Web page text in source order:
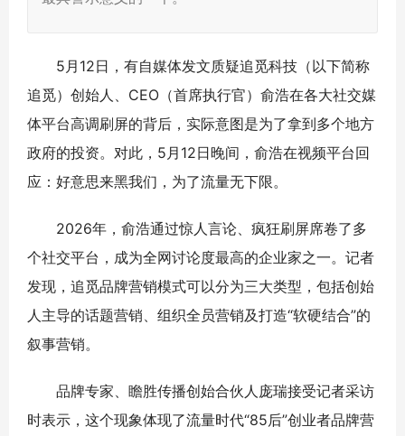
5月12日，有自媒体发文质疑追觅科技（以下简称
追觅）创始人、CEO（首席执行官）俞浩在各大社交媒
体平台高调刷屏的背后，实际意图是为了拿到多个地方
政府的投资。对此，5月12日晚间，俞浩在视频平台回
应：好意思来黑我们，为了流量无下限。
2026年，俞浩通过惊人言论、疯狂刷屏席卷了多
个社交平台，成为全网讨论度最高的企业家之一。记者
发现，追觅品牌营销模式可以分为三大类型，包括创始
人主导的话题营销、组织全员营销及打造“软硬结合”的
叙事营销。
品牌专家、瞻胜传播创始合伙人庞瑞接受记者采访
时表示，这个现象体现了流量时代“85后”创业者品牌营